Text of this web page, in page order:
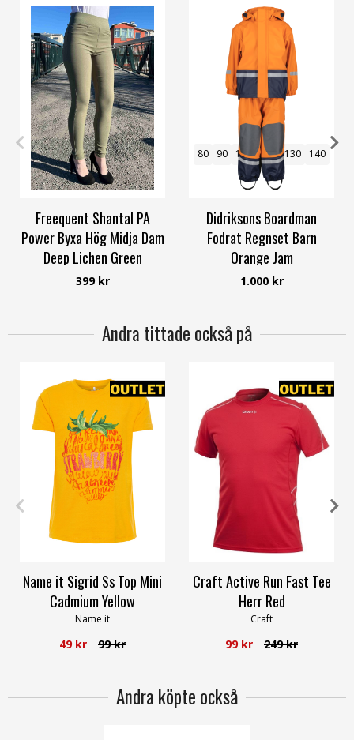
S M L XL XXL
Freequent Shantal PA
Power Byxa Hög Midja Dam
Deep Lichen Green
Freequent
399 kr
80 90 100 110 130 140
Didriksons Boardman
Fodrat Regnset Barn
Orange Jam
Didriksons
1.000 kr
Andra tittade också på
Name it Sigrid Ss Top Mini
Cadmium Yellow
Name it
49 kr 99 kr
Craft Active Run Fast Tee
Herr Red
Craft
99 kr 249 kr
Andra köpte också